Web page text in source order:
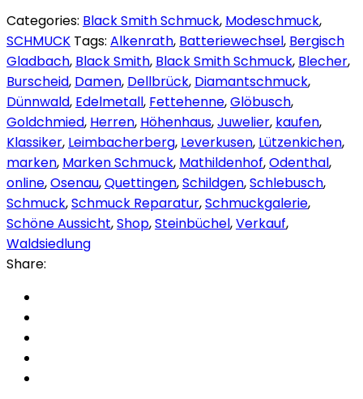
Categories: Black Smith Schmuck, Modeschmuck,
SCHMUCK Tags: Alkenrath, Batteriewechsel, Bergisch
Gladbach, Black Smith, Black Smith Schmuck, Blecher,
Burscheid, Damen, Dellbrück, Diamantschmuck,
Dünnwald, Edelmetall, Fettehenne,Glöbusch,
Goldchmied, Herren, Höhenhaus,Juwelier, kaufen,
Klassiker, Leimbacherberg, Leverkusen, Lützenkichen,
marken, Marken Schmuck, Mathildenhof,Odenthal,
online,Osenau,Quettingen,Schildgen,Schlebusch,
Schmuck,Schmuck Reparatur,Schmuckgalerie,
Schöne Aussicht,Shop,Steinbüchel,Verkauf,
Waldsiedlung
Share: